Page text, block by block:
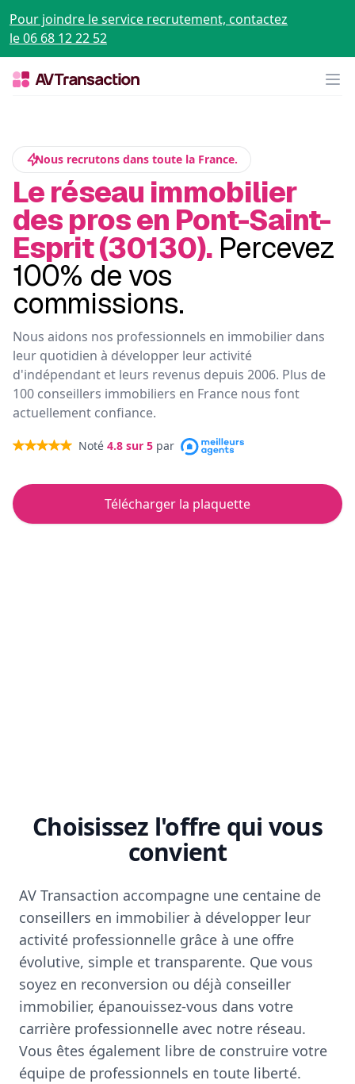
Pour joindre le service recrutement, contactez
le 06 68 12 22 52
Nous recrutons dans toute la France.
Le réseau immobilier
des pros en Pont-Saint-
Esprit (30130). Percevez
100% de vos
commissions.
Nous aidons nos professionnels en immobilier dans
leur quotidien à développer leur activité
d'indépendant et leurs revenus depuis 2006. Plus de
100 conseillers immobiliers en France nous font
actuellement confiance.
Noté 4.8 sur 5 par
Télécharger la plaquette
Choisissez l'offre qui vous
convient
AV Transaction accompagne une centaine de
conseillers en immobilier à développer leur
activité professionnelle grâce à une offre
évolutive, simple et transparente. Que vous
soyez en reconversion ou déjà conseiller
immobilier, épanouissez-vous dans votre
carrière professionnelle avec notre réseau.
Vous êtes également libre de construire votre
équipe de professionnels en toute liberté.